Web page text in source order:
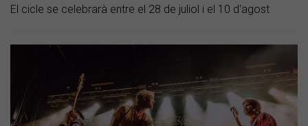
El cicle se celebrarà entre el 28 de juliol i el 10 d'agost